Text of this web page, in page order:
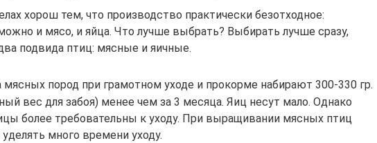
хорош тем, что производство практически безотходное:
и мясо, и яйца. Что лучше выбрать? Выбирать лучше сразу,
подвида птиц: мясные и яичные.
мясных пород при грамотном уходе и прокорме набирают 300-330 гр.
вес для забоя) менее чем за 3 месяца. Яиц несут мало. Однако
более требовательны к уходу. При выращивании мясных птиц
много времени уходу.